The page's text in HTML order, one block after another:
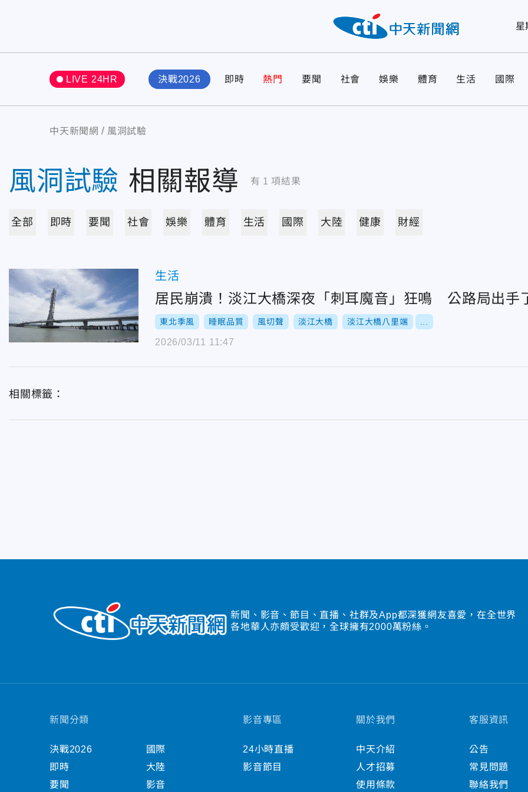
星
LIVE 24HR 決戰2026 即時 熱門 要聞 社會 娛樂 體育 生活 國際
中天新聞網 風洞試驗
風洞試驗 相關報導 有 1 項結果
全部 即時 要聞 社會 娛樂 體育 生活 國際 大陸 健康 財經
生活
居民崩潰！淡江大橋深夜「刺耳魔音」狂鳴 公路局出手
東北季風 睡眠品質 風切聲 淡江大橋 淡江大橋八里端
2026/03/11 11:47
相關標籤：
新聞、影音、節目、直播、社群及App都深獲網友喜愛，在全世界
各地華人亦頗受歡迎，全球擁有2000萬粉絲。
新聞分類
決戰2026
即時
要聞
國際
大陸
影音
影音專區
24小時直播
影音節目
關於我們
中天介紹
人才招募
使用條款
客服資訊
公告
常見問題
聯絡我們